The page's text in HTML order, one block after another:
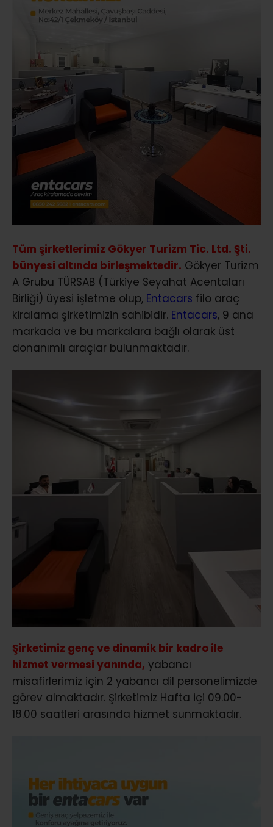
Tüm şirketlerimiz Gökyer Turizm Tic. Ltd. Şti.
bünyesi altında birleşmektedir. Gökyer Turizm
A Grubu TÜRSAB (Türkiye Seyahat Acentaları
Birliği) üyesi işletme olup, Entacars filo araç
kiralama şirketimizin sahibidir. Entacars, 9 ana
markada ve bu markalara bağlı olarak üst
donanımlı araçlar bulunmaktadır.
Şirketimiz genç ve dinamik bir kadro ile
hizmet vermesi yanında, yabancı
misafirlerimiz için 2 yabancı dil personelimizde
görev almaktadır. Şirketimiz Hafta içi 09.00-
18.00 saatleri arasında hizmet sunmaktadır.